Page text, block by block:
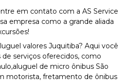
em contato com a AS Service
empresa como a grande aliada
valores Juquitiba? Aqui você
serviços oferecidos, como
de micro ônibus São
motorista, fretamento de ônibus